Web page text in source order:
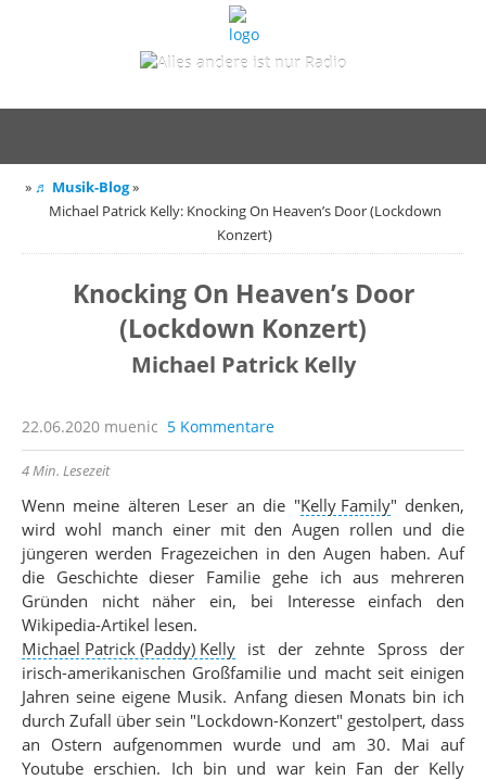
» ♬ Musik-Blog»
Michael Patrick Kelly: Knocking On Heaven’s Door (Lockdown
Konzert)
Knocking On Heaven’s Door
(Lockdown Konzert)
Michael Patrick Kelly
22.06.2020 muenic 5 Kommentare
4 Min. Lesezeit
Wenn meine älteren Leser an die "Kelly Family" denken,
wird wohl manch einer mit den Augen rollen und die
jüngeren werden Fragezeichen in den Augen haben. Auf
die Geschichte dieser Familie gehe ich aus mehreren
Gründen nicht näher ein, bei Interesse einfach den
Wikipedia-Artikel lesen.
Michael Patrick (Paddy) Kelly ist der zehnte Spross der
irisch-amerikanischen Großfamilie und macht seit einigen
Jahren seine eigene Musik. Anfang diesen Monats bin ich
durch Zufall über sein "Lockdown-Konzert" gestolpert, dass
an Ostern aufgenommen wurde und am 30. Mai auf
Youtube erschien. Ich bin und war kein Fan der Kelly